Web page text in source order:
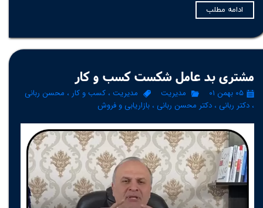
ادامه مطلب
مشتری بد عامل شکست کسب و کار
۰۵ بهمن ۰۱ مدیریت مدیریت ، کسب و کار ، محسن ربانی
، دکتر ربانی ، دکتر محسن ربانی ، بازاریابی و فروش